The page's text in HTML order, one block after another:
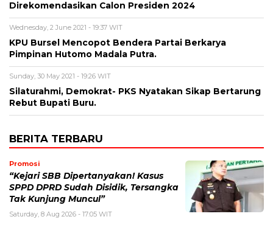
Direkomendasikan Calon Presiden 2024
Wednesday, 2 June 2021 - 19:37 WIT
KPU Bursel Mencopot Bendera Partai Berkarya
Pimpinan Hutomo Madala Putra.
Sunday, 30 May 2021 - 19:26 WIT
Silaturahmi, Demokrat- PKS Nyatakan Sikap Bertarung
Rebut Bupati Buru.
BERITA TERBARU
Promosi
“Kejari SBB Dipertanyakan! Kasus
SPPD DPRD Sudah Disidik, Tersangka
Tak Kunjung Muncul”
Saturday, 8 Aug 2026 - 17:05 WIT